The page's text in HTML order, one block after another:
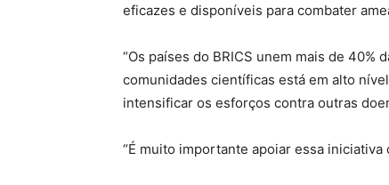
eficazes e disponíveis para combater
“Os países do BRICS unem mais de 40%
comunidades científicas está em alto
intensificar os esforços contra outras
“É muito importante apoiar essa iniciativa